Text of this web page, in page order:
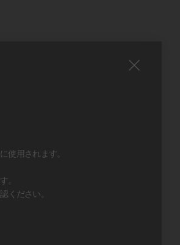
使用されます。
。
ください。